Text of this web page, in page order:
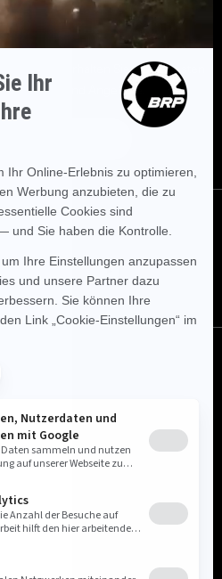
Erhalten Sie die neuesten
und Angebote.
SIE UNS